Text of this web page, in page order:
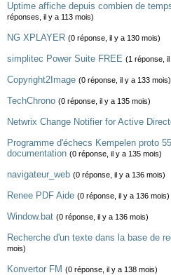
Uptime affiche depuis combien de
réponses, il y a 113 mois)
NG XPLAYER (0 réponse, il y a 130 mois)
simplitec Power Suite FREE (1 réponse,
Copyright2Image (0 réponse, il y a 133 mois)
TechChrono (0 réponse, il y a 135 mois)
Netwrix Change Notifier for Active
Programme d'échecs Kempelen proto
documentation (0 réponse, il y a 135 mois)
navigateur_web (0 réponse, il y a 136 mois)
Renee PDF Aide (0 réponse, il y a 136 mois)
Window.bat (0 réponse, il y a 136 mois)
Recherche d'un texte dans la base de
mois)
Konvertor FM (0 réponse, il y a 138 mois)